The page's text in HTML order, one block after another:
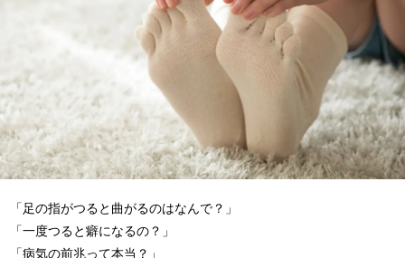
「足の指がつると曲がるのはなんで？」
「一度つると癖になるの？」
「病気の前兆って本当？」